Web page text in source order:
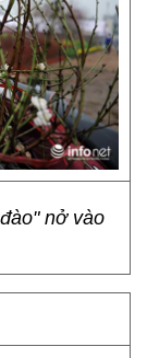
nở vào